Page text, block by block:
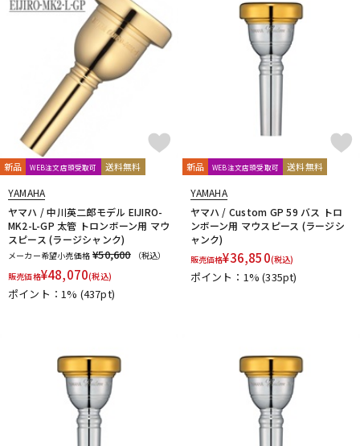
アンプ エフェクター
DJ機器
DTM オンライン納品 レコーディング機器
中古 ヴィンテージ
Bobby Dukoff
Boveda
Brand
Brass Lab.MOMO
Brasspire Brasspire Unicorn
Bremner
Brilhart Brio BSC
Buescher
Buffet Crampon
buzz
C.C.シャイニーケース
Cannonball
CAROL BRASS
ChopSaver
CLARKE
Colin Goldie
D'Addario Wood Winds
Dave Guardala
Denis Wick
FAXX
Feadog FORESTONE
Francois Louis
GALAX
Galeon GARD BAGS Getzen
Giardinelli
GL CASES
GLOBAL Gottsu
GREG BLACK
H.D.A
Harry Hartmanns
HERCULES
Hetman HORITA HW iO
JUPITER
KEY LEAVES
KGU brass
Kikutani KING KOLBL
LASKEY
lefreQue
新品 WEB注文店頭受取可 送料無料
YAMAHA
ヤマハ / 中川英二郎モデル EIJIRO-
MK2-L-GP 太管 トロンボーン用 マウ
スピース (ラージシャンク)
メーカー希望小売価格 ¥50,600
（税込）
販売価格¥48,070(税込)
ポイント：1% (437pt)
新品 WEB注文店頭受取可 送料無料
YAMAHA
ヤマハ / Custom GP 59 バス トロ
ンボーン用 マウスピース (ラージシ
ャンク)
販売価格¥36,850(税込)
ポイント：1%(335pt)